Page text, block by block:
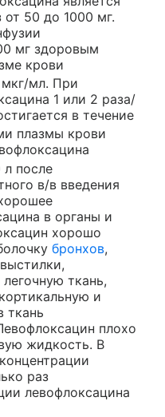
от 50 до 1000 мг.
мг здоровым
крови
мкг/мл. При
1 или 2 раза/
в течение
плазмы крови
л после
в/в введения
в органы и
хорошо
бронхов,
ткань,
и
ткань
плохо
жидкость. В
раз
левофлоксацина